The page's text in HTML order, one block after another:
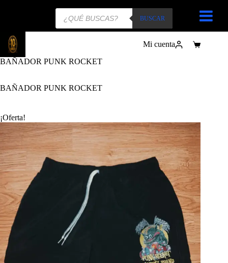
Búsqueda
BUSCAR
Mi cuenta
Carro
BAÑADOR PUNK ROCKET
BAÑADOR PUNK ROCKET
¡Oferta!